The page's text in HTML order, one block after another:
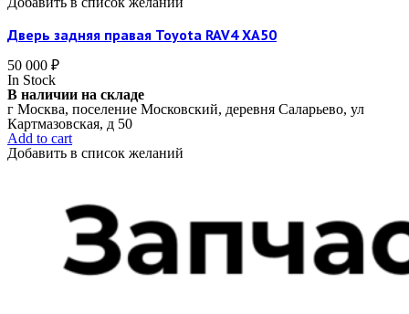
Дверь задняя правая Toyota RAV4 XA50
50 000 ₽
In Stock
В наличии на складе
г Москва, поселение Московский, деревня Саларьево, ул
Картмазовская, д 50
Add to cart
Добавить в список желаний